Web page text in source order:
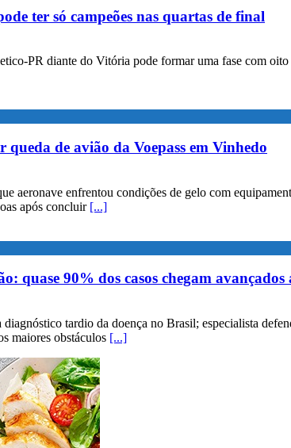
ter só campeões nas quartas de final
PR diante do Vitória pode formar uma fase com
queda de avião da Voepass em Vinhedo
aeronave enfrentou condições de gelo com
após concluir [...]
quase 90% dos casos chegam avançados
tardio da doença no Brasil; especialista
maiores obstáculos [...]